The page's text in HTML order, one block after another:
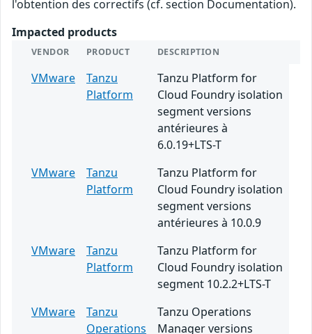
l'obtention des correctifs (cf. section Documentation).
Impacted products
VENDOR PRODUCT DESCRIPTION
VMware
Tanzu
Platform
Tanzu Platform for
Cloud Foundry isolation
segment versions
antérieures à
6.0.19+LTS-T
VMware
Tanzu
Platform
Tanzu Platform for
Cloud Foundry isolation
segment versions
antérieures à 10.0.9
VMware
Tanzu
Platform
Tanzu Platform for
Cloud Foundry isolation
segment 10.2.2+LTS-T
VMware
Tanzu
Operations
Tanzu Operations
Manager versions